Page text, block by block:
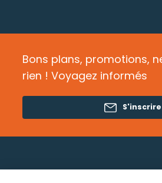
Bons plans, promotions,
rien ! Voyagez informés
S'inscrire